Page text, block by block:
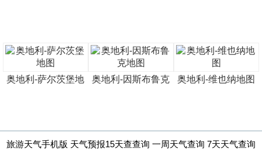
奥地利-萨尔茨堡地 奥地利-因斯布鲁克 奥地利-维也纳地图
旅游天气手机版 天气预报15天查查询 一周天气查询 7天天气查询